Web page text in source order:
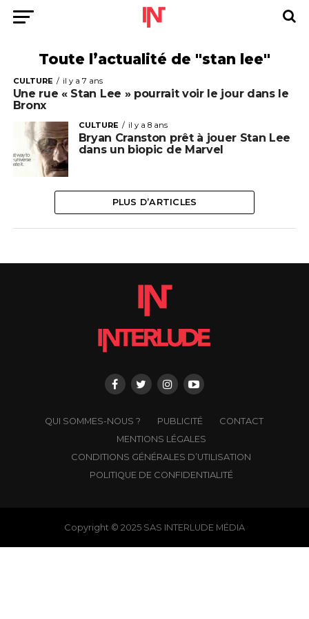
Toute l’actualité de "stan lee"
CULTURE il y a 7 ans
Une rue « Stan Lee » pourrait voir le jour dans le
Bronx
CULTURE il y a 8 ans
Bryan Cranston prêt à jouer Stan Lee
dans un biopic de Marvel
PLUS D’ARTICLES
QUI SOMMES-NOUS ? PUBLICITÉ
CONTACT
MENTIONS LÉGALES
CONDITIONS GÉNÉRALES D’UTILISATION
POLITIQUE DE CONFIDENTIALITÉ
Copyright © 2025 SAS INTERLUDE MÉDIA